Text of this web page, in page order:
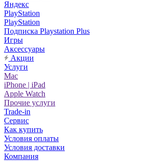
Яндекс
PlayStation
PlayStation
Подписка Playstation Plus
Игры
Аксессуары
Акции
Услуги
Mac
iPhone | iPad
Apple Watch
Прочие услуги
Trade-in
Сервис
Как купить
Условия оплаты
Условия доставки
Компания